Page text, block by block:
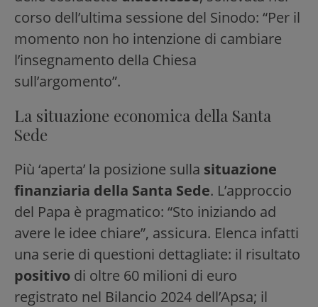
corso dell’ultima sessione del Sinodo: “Per il
momento non ho intenzione di cambiare
l’insegnamento della Chiesa
sull’argomento”.
La situazione economica della Santa
Sede
Più ‘aperta’ la posizione sulla situazione
finanziaria della Santa Sede. L’approccio
del Papa è pragmatico: “Sto iniziando ad
avere le idee chiare”, assicura. Elenca infatti
una serie di questioni dettagliate: il risultato
positivo di oltre 60 milioni di euro
registrato nel Bilancio 2024 dell’Apsa; il